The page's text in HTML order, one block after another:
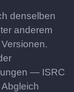
denselben
anderem
— ISRC